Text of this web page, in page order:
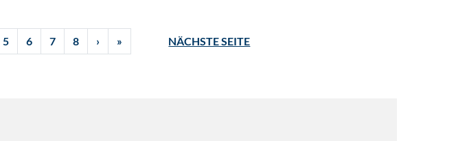
5 6 7 8 › » NÄCHSTE SEITE